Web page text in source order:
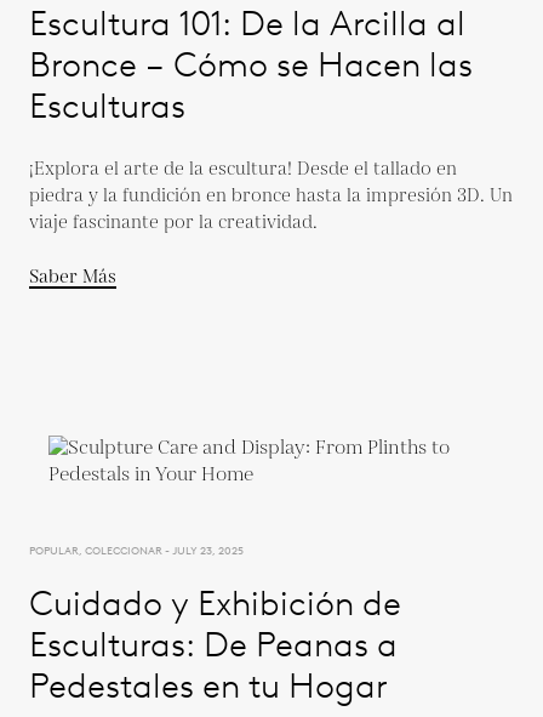
Escultura 101: De la Arcilla al
Bronce – Cómo se Hacen las
Esculturas
¡Explora el arte de la escultura! Desde el tallado en
piedra y la fundición en bronce hasta la impresión 3D. Un
viaje fascinante por la creatividad.
Saber Más
POPULAR, COLECCIONAR - JULY 23, 2025
Cuidado y Exhibición de
Esculturas: De Peanas a
Pedestales en tu Hogar